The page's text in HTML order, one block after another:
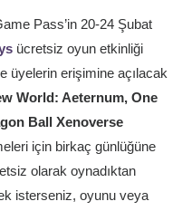
Pass’in 20-24 Şubat
ücretsiz oyun etkinliği
üyelerin erişimine açılacak
World: Aeternum, One
Ball Xenoverse
için birkaç günlüğüne
olarak oynadıktan
isterseniz, oyunu veya